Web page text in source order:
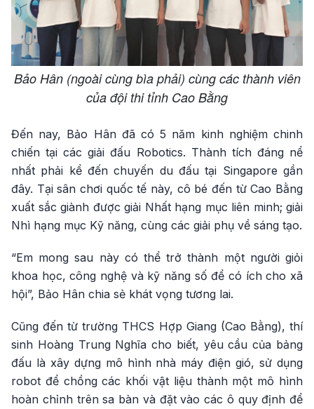
Bảo Hân (ngoài cùng bìa phải) cùng các thành viên
của đội thi tỉnh Cao Bằng
Đến nay, Bảo Hân đã có 5 năm kinh nghiệm chinh
chiến tại các giải đấu Robotics. Thành tích đáng nể
nhất phải kể đến chuyến du đấu tại Singapore gần
đây. Tại sân chơi quốc tế này, cô bé đến từ Cao Bằng
xuất sắc giành được giải Nhất hạng mục liên minh; giải
Nhì hạng mục Kỹ năng, cùng các giải phụ về sáng tạo.
“Em mong sau này có thể trở thành một người giỏi
khoa học, công nghệ và kỹ năng số để có ích cho xã
hội”, Bảo Hân chia sẻ khát vọng tương lai.
Cũng đến từ trường THCS Hợp Giang (Cao Bằng), thí
sinh Hoàng Trung Nghĩa cho biết, yêu cầu của bảng
đấu là xây dựng mô hình nhà máy điện gió, sử dụng
robot để chồng các khối vật liệu thành một mô hình
hoàn chỉnh trên sa bàn và đặt vào các ô quy định để